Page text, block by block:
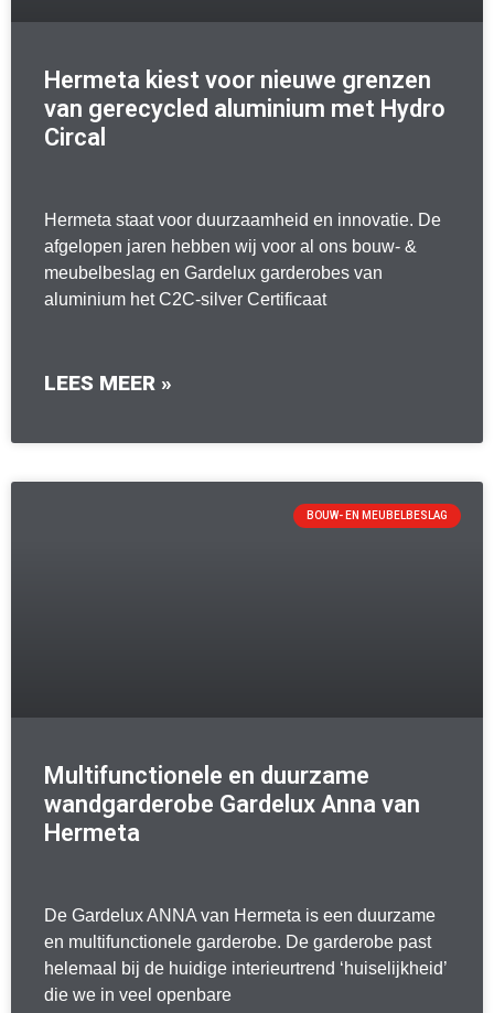
Hermeta kiest voor nieuwe grenzen
van gerecycled aluminium met Hydro
Circal
Hermeta staat voor duurzaamheid en innovatie. De
afgelopen jaren hebben wij voor al ons bouw- &
meubelbeslag en Gardelux garderobes van
aluminium het C2C-silver Certificaat
LEES MEER »
BOUW- EN MEUBELBESLAG
Multifunctionele en duurzame
wandgarderobe Gardelux Anna van
Hermeta
De Gardelux ANNA van Hermeta is een duurzame
en multifunctionele garderobe. De garderobe past
helemaal bij de huidige interieurtrend ‘huiselijkheid’
die we in veel openbare